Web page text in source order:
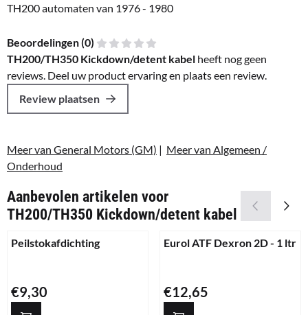
TH200 automaten van 1976 - 1980
Beoordelingen (0)
TH200/TH350 Kickdown/detent kabel heeft nog geen
reviews. Deel uw product ervaring en plaats een review.
Review plaatsen
Meer van General Motors (GM) | Meer van Algemeen /
Onderhoud
Aanbevolen artikelen voor
TH200/TH350 Kickdown/detent kabel
Peilstokafdichting
Prijs: 9,30
€9,30
Eurol ATF Dexron 2D - 1 ltr
Prijs: 12,65
€12,65